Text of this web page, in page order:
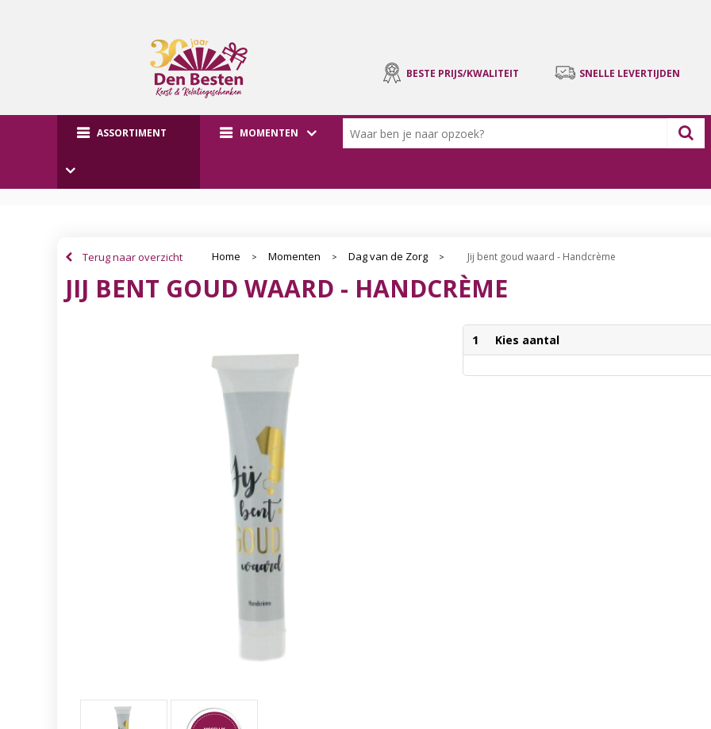
BESTE PRIJS/KWALITEIT SNELLE LEVERTIJDEN
ASSORTIMENT MOMENTEN
Terug naar overzicht Home > Momenten > Dag van de Zorg > Jij bent goud waard - Handcrème
JIJ BENT GOUD WAARD - HANDCRÈME
1 Kies aantal